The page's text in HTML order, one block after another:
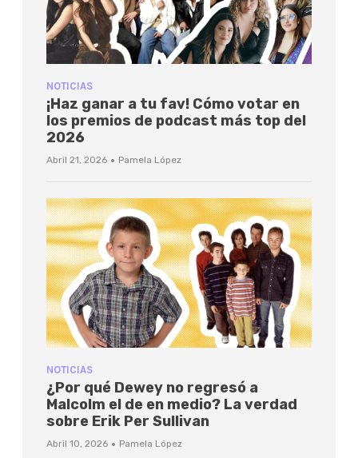
NOTICIAS
¡Haz ganar a tu fav! Cómo votar en
los premios de podcast más top del
2026
Abril 21, 2026 · Pamela López
NOTICIAS
¿Por qué Dewey no regresó a
Malcolm el de en medio? La verdad
sobre Erik Per Sullivan
Abril 10, 2026 · Pamela López